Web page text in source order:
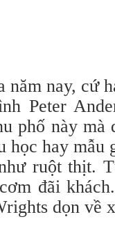
năm nay, cứ
Peter
phố này mà
học hay mẫu
ruột thịt.
đãi
dọn về